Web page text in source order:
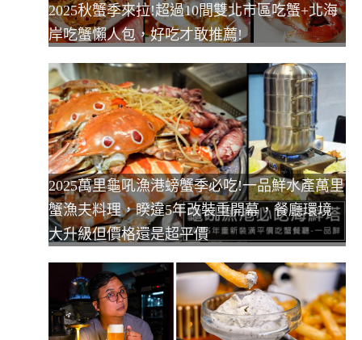
2025秋蟹季來拉!超過10間雙北市區吃蟹+北海
岸吃蟹懶人包，好吃才敢推薦!
2025萬里龜吼漁港螃蟹季必吃!一品鮮水產萬里
蟹漁夫料理，睽違5年改裝重開幕，餐廳環境
大升級但價格還是超平價